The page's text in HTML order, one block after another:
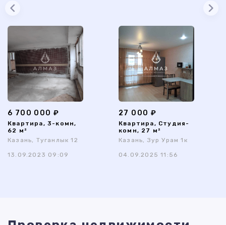
6 700 000 ₽
Квартира, 3-комн,
62 м²
Казань, Туганлык 12
13.09.2023 09:09
27 000 ₽
Квартира, Студия-
комн, 27 м²
Казань, Зур Урам 1к
04.09.2025 11:56